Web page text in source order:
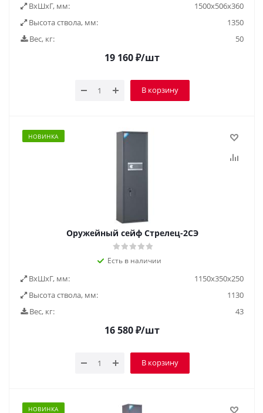
ВxШxГ, мм:
1500x506x360
Высота ствола, мм:
1350
Вес, кг:
50
19 160₽/шт
В корзину
НОВИНКА
Оружейный сейф Стрелец-2СЭ
Есть в наличии
ВxШxГ, мм:
1150x350x250
Высота ствола, мм:
1130
Вес, кг:
43
16 580₽/шт
В корзину
НОВИНКА